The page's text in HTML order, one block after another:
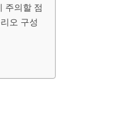
주의할 점
오 구성